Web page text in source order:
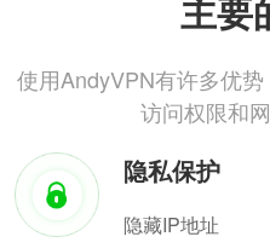
主要
使用AndyVPN有许多优势
访问权限和
隐私保护
隐藏IP地址